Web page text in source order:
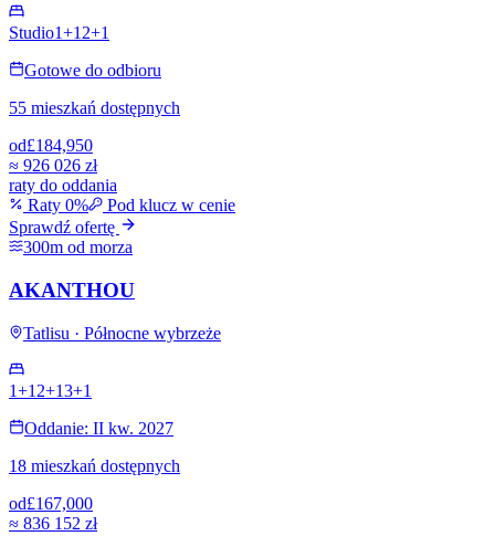
Studio1+1 2+1
Gotowe do odbioru
55 mieszkań dostępnych
od£184,950
≈ 926 026 zł
raty do oddania
Raty 0%
Pod klucz w cenie
Sprawdź ofertę
300m od morza
AKANTHOU
Tatlisu · Północne wybrzeże
1+1 2+13+1
Oddanie: II kw. 2027
18 mieszkań dostępnych
od£167,000
≈ 836 152 zł